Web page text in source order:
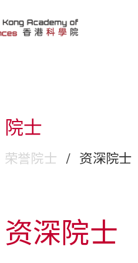
院士
荣誉院士 / 资深院士
资深院士